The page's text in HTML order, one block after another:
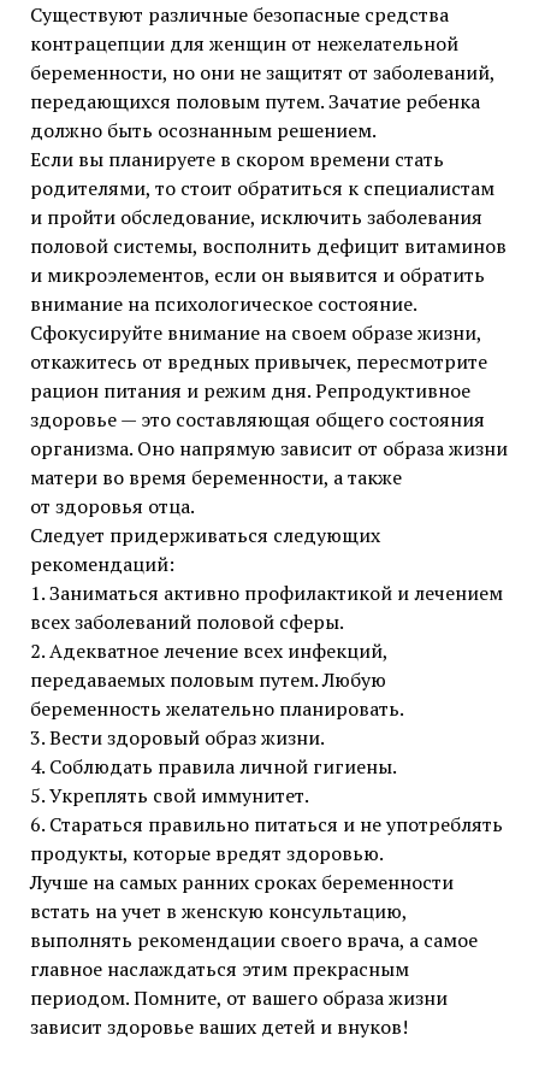
Существуют различные безопасные средства
контрацепции для женщин от нежелательной
беременности, но они не защитят от заболеваний,
передающихся половым путем. Зачатие ребенка
должно быть осознанным решением.
Если вы планируете в скором времени стать
родителями, то стоит обратиться к специалистам
и пройти обследование, исключить заболевания
половой системы, восполнить дефицит витаминов
и микроэлементов, если он выявится и обратить
внимание на психологическое состояние.
Сфокусируйте внимание на своем образе жизни,
откажитесь от вредных привычек, пересмотрите
рацион питания и режим дня. Репродуктивное
здоровье — это составляющая общего состояния
организма. Оно напрямую зависит от образа жизни
матери во время беременности, а также
от здоровья отца.
Следует придерживаться следующих
рекомендаций:
1. Заниматься активно профилактикой и лечением
всех заболеваний половой сферы.
2. Адекватное лечение всех инфекций,
передаваемых половым путем. Любую
беременность желательно планировать.
3. Вести здоровый образ жизни.
4. Соблюдать правила личной гигиены.
5. Укреплять свой иммунитет.
6. Стараться правильно питаться и не употреблять
продукты, которые вредят здоровью.
Лучше на самых ранних сроках беременности
встать на учет в женскую консультацию,
выполнять рекомендации своего врача, а самое
главное наслаждаться этим прекрасным
периодом. Помните, от вашего образа жизни
зависит здоровье ваших детей и внуков!